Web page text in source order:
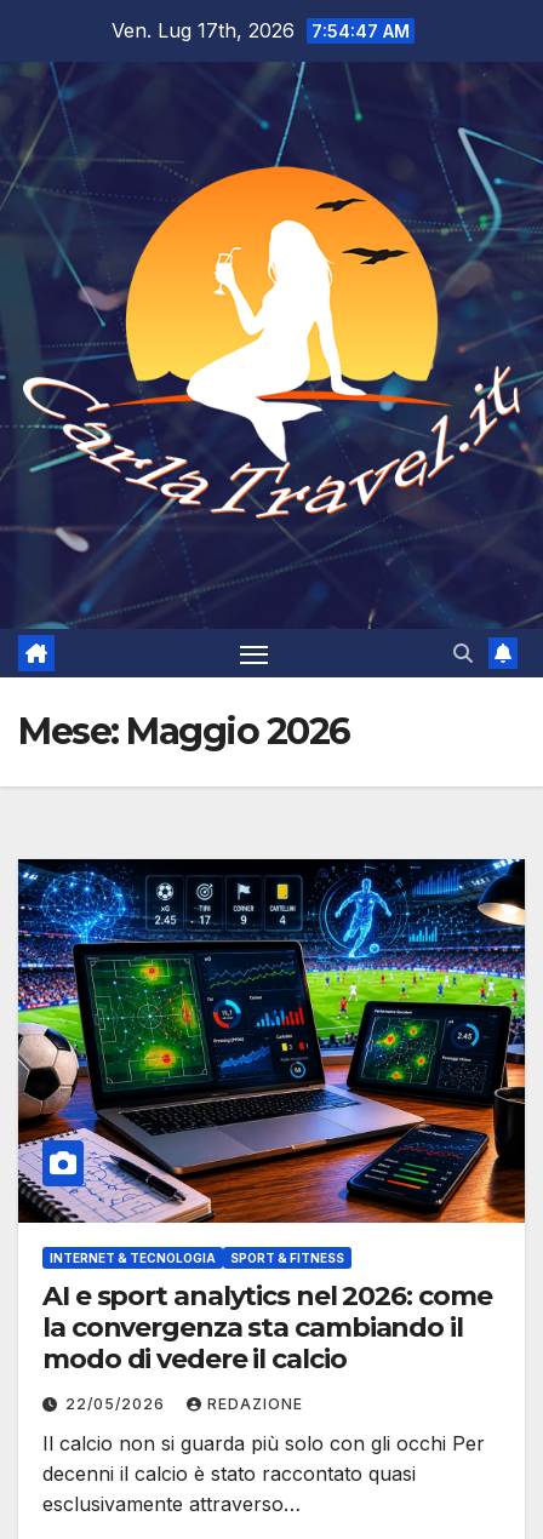
contenuto
Ven. Lug 17th, 2026 7:54:48 AM
Mese: Maggio 2026
INTERNET & TECNOLOGIA SPORT & FITNESS
AI e sport analytics nel 2026: come
la convergenza sta cambiando il
modo di vedere il calcio
22/05/2026 REDAZIONE
Il calcio non si guarda più solo con gli occhi Per
decenni il calcio è stato raccontato quasi
esclusivamente attraverso…